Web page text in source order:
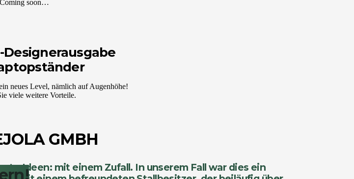
Coming soon…
Designerausgabe
neues Level, nämlich auf Augenhöhe!
viele weitere Vorteile.
GMBH
Ideen: mit einem Zufall. In unserem Fall war dies ein